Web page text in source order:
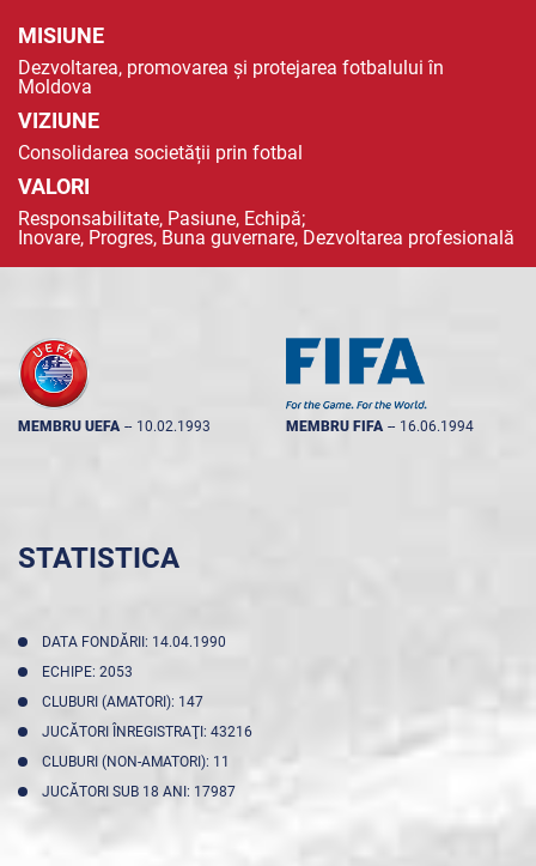
MISIUNE
Dezvoltarea, promovarea și protejarea fotbalului în
Moldova
VIZIUNE
Consolidarea societății prin fotbal
VALORI
Responsabilitate, Pasiune, Echipă;
Inovare, Progres, Buna guvernare, Dezvoltarea profesională
MEMBRU UEFA -- 10.02.1993 MEMBRU FIFA -- 16.06.1994
STATISTICA
DATA FONDĂRII: 14.04.1990
ECHIPE: 2053
CLUBURI (AMATORI): 147
JUCĂTORI ÎNREGISTRAŢI: 43216
CLUBURI (NON-AMATORI): 11
JUCĂTORI SUB 18 ANI: 17987